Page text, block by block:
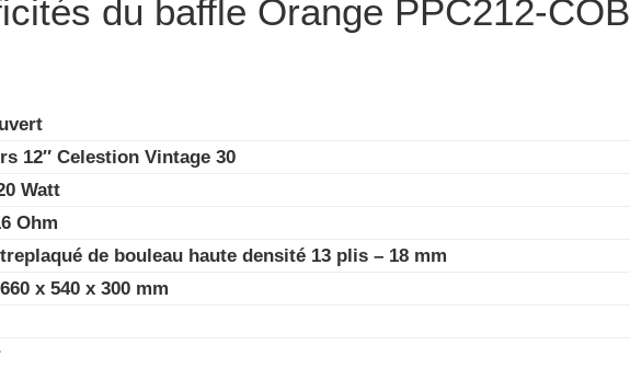
du baffle Orange PPC212-COB
12″ Celestion Vintage 30
Watt
Ohm
de bouleau haute densité 13 plis – 18 mm
x 540 x 300 mm